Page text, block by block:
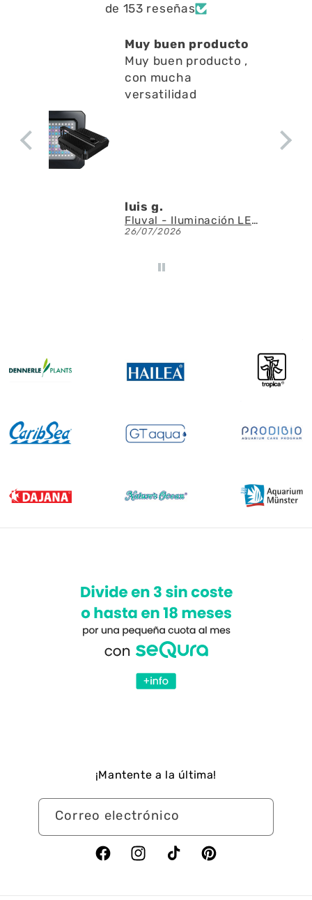
de 153 reseñas
Muy buen producto
Muy buen producto ,
con mucha
versatilidad
luis g.
Fluval - Iluminación LED Nano Reef 4.0 de 25W
26/07/2026
¡Mantente a la última!
Correo electrónico
FacebookInstagramTikTok Pinterest